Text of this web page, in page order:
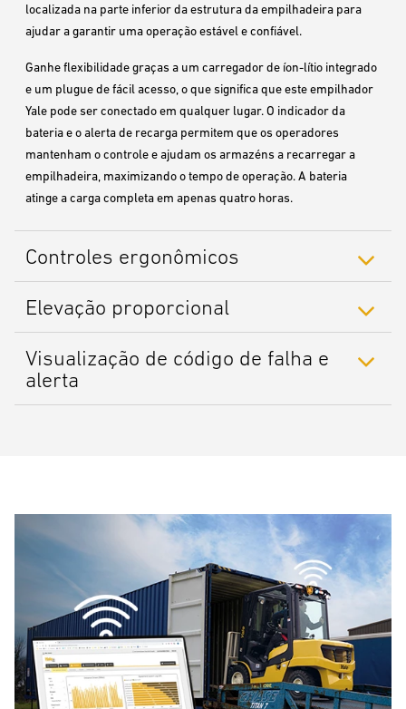
localizada na parte inferior da estrutura da empilhadeira para
ajudar a garantir uma operação estável e confiável.
Ganhe flexibilidade graças a um carregador de íon-lítio integrado
e um plugue de fácil acesso, o que significa que este empilhador
Yale pode ser conectado em qualquer lugar. O indicador da
bateria e o alerta de recarga permitem que os operadores
mantenham o controle e ajudam os armazéns a recarregar a
empilhadeira, maximizando o tempo de operação. A bateria
atinge a carga completa em apenas quatro horas.
Controles ergonômicos
Elevação proporcional
Visualização de código de falha e
alerta